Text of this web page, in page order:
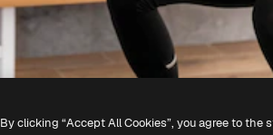
By clicking “Accept All Cookies”, you agree to